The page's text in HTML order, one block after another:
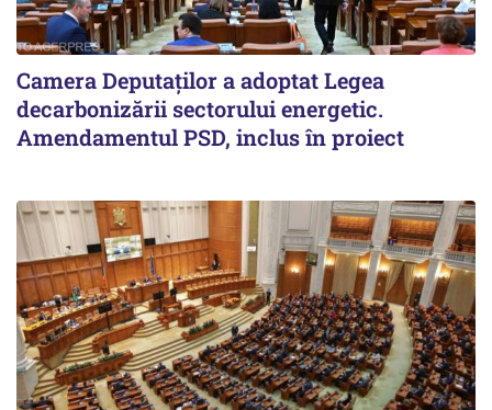
Camera Deputaților a adoptat Legea
decarbonizării sectorului energetic.
Amendamentul PSD, inclus în proiect